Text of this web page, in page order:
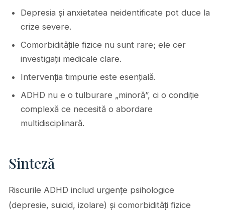
Depresia și anxietatea neidentificate pot duce la
crize severe.
Comorbiditățile fizice nu sunt rare; ele cer
investigații medicale clare.
Intervenția timpurie este esențială.
ADHD nu e o tulburare „minoră”, ci o condiție
complexă ce necesită o abordare
multidisciplinară.
Sinteză
Riscurile ADHD includ urgențe psihologice
(depresie, suicid, izolare) și comorbidități fizice